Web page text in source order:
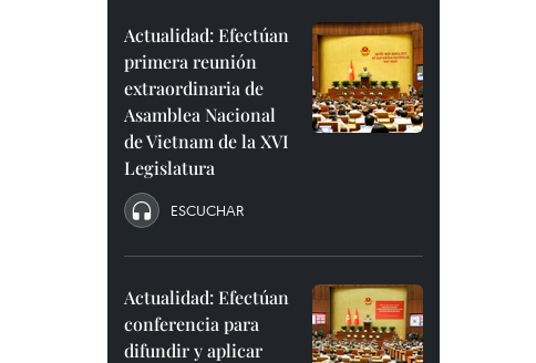
Actualidad: Efectúan
primera reunión
extraordinaria de
Asamblea Nacional
de Vietnam de la XVI
Legislatura
ESCUCHAR
Actualidad: Efectúan
conferencia para
difundir y aplicar